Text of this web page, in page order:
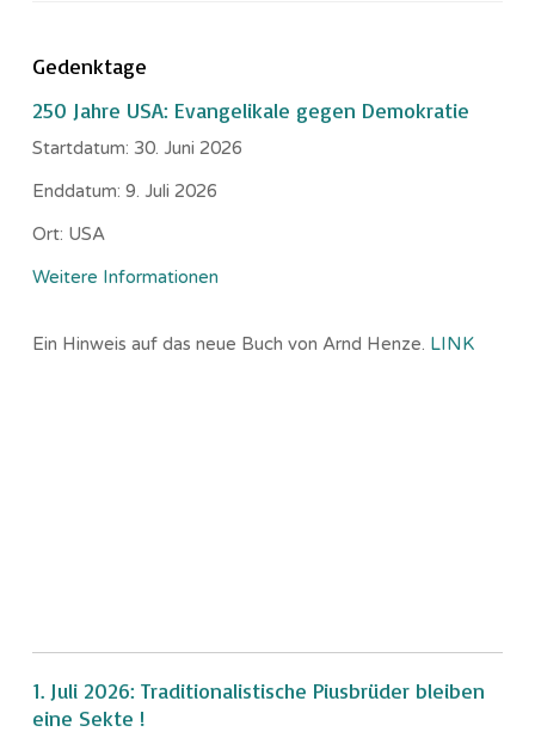
Gedenktage
250 Jahre USA: Evangelikale gegen Demokratie
Startdatum: 30. Juni 2026
Enddatum: 9. Juli 2026
Ort: USA
Weitere Informationen
Ein Hinweis auf das neue Buch von Arnd Henze. LINK
1. Juli 2026: Traditionalistische Piusbrüder bleiben
eine Sekte !